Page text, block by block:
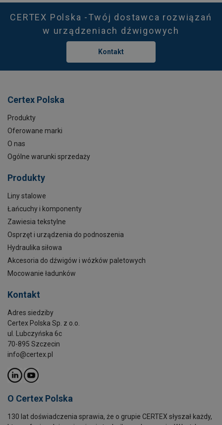
CERTEX Polska -Twój dostawca rozwiązań
w urządzeniach dźwigowych
Kontakt
Certex Polska
Produkty
Oferowane marki
O nas
Ogólne warunki sprzedaży
Produkty
Liny stalowe
Łańcuchy i komponenty
Zawiesia tekstylne
Osprzęt i urządzenia do podnoszenia
Hydraulika siłowa
Akcesoria do dźwigów i wózków paletowych
Mocowanie ładunków
Kontakt
Adres siedziby
Certex Polska Sp. z o.o.
ul. Lubczyńska 6c
70-895 Szczecin
info@certex.pl
O Certex Polska
130 lat doświadczenia sprawia, że o grupie CERTEX słyszał każdy,